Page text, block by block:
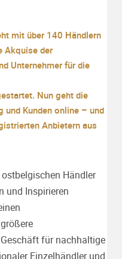
mit über 140 Händlern
Akquise der
Unternehmer für die
Nun geht die
und Kunden online – und
Anbietern aus
Händler
und Inspirieren
für nachhaltige
Einzelhändler und